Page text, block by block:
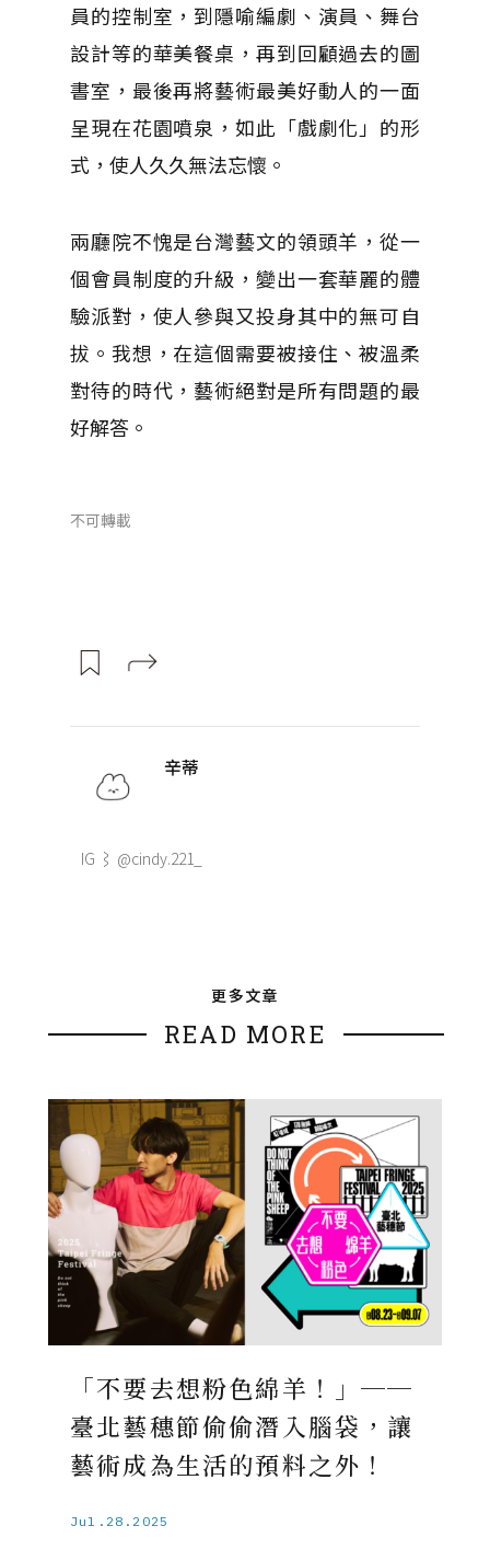
員的控制室，到隱喻編劇、演員、舞台
設計等的華美餐桌，再到回顧過去的圖
書室，最後再將藝術最美好動人的一面
呈現在花園噴泉，如此「戲劇化」的形
式，使人久久無法忘懷。
兩廳院不愧是台灣藝文的領頭羊，從一
個會員制度的升級，變出一套華麗的體
驗派對，使人參與又投身其中的無可自
拔。我想，在這個需要被接住、被溫柔
對待的時代，藝術絕對是所有問題的最
好解答。
不可轉載
辛蒂
IG ⌇ @cindy.221_
更多文章
READ MORE
「不要去想粉色綿羊！」──
臺北藝穗節偷偷潛入腦袋，讓
藝術成為生活的預料之外！
Jul.28.2025